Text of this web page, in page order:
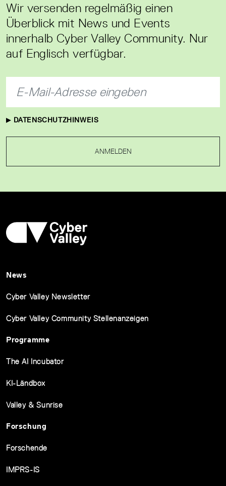
Wir versenden regelmäßig einen
Überblick mit News und Events
innerhalb Cyber Valley Community. Nur
auf Englisch verfügbar.
DATENSCHUTZHINWEIS
ANMELDEN
News
Cyber Valley Newsletter
Cyber Valley Community Stellenanzeigen
Programme
The AI Incubator
KI-Ländbox
Valley & Sunrise
Forschung
Forschende
IMPRS-IS